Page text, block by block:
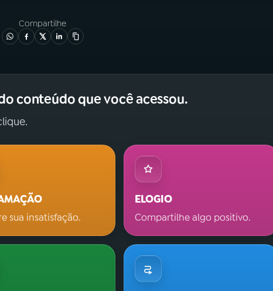
Compartilhe
conteúdo que você acessou.
sua insatisfação.
ELOGIO
Compartilhe algo positivo.